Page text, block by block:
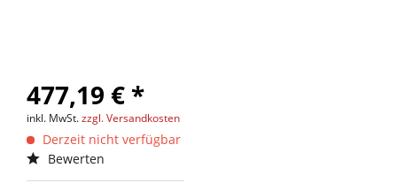
477,19 € *
inkl. MwSt.zzgl. Versandkosten
Derzeit nicht verfügbar
Bewerten